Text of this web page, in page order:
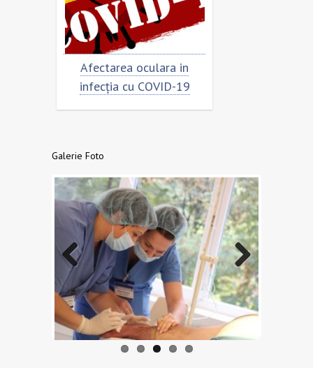
Afectarea oculara in
infecția cu COVID-19
Cât de „încoronat” este
Galerie Foto
Previo
us
Next